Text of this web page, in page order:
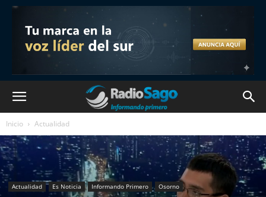
Inicio Actualidad
Actualidad Es Noticia Informando Primero Osorno